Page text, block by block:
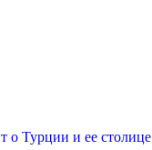
о Турции и ее столице